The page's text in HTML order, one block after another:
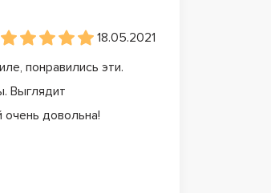
18.05.2021
понравились эти.
Выглядит
довольна!